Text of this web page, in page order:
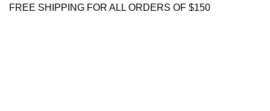
FREE SHIPPING FOR ALL ORDERS OF $150